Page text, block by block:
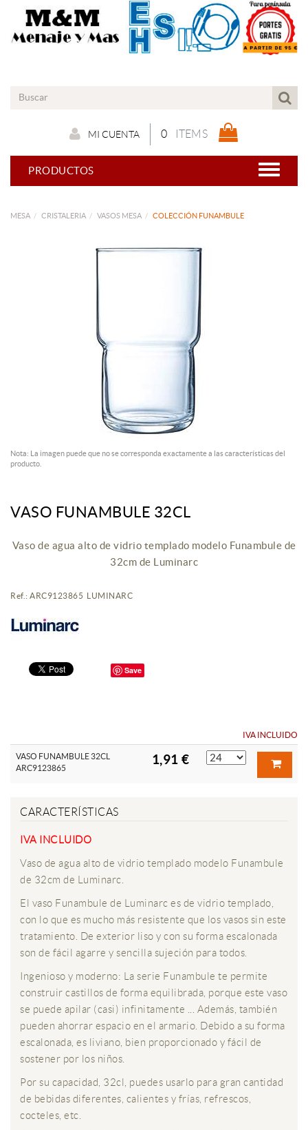
0 ITEMS
MI CUENTA
PRODUCTOS
MESA CRISTALERIA VASOS MESA COLECCIÓN FUNAMBULE
Nota: La imagen puede que no se corresponda exactamente a las características del
producto.
VASO FUNAMBULE 32CL
Vaso de agua alto de vidrio templado modelo Funambule de
32cm de Luminarc
Ref.: ARC9123865 LUMINARC
Save
IVA INCLUIDO
VASO FUNAMBULE 32CL
ARC9123865
1,91 €
CARACTERÍSTICAS
IVA INCLUIDO
Vaso de agua alto de vidrio templado modelo Funambule
de 32cm de Luminarc.
El vaso Funambule de Luminarc es de vidrio templado,
con lo que es mucho más resistente que los vasos sin este
tratamiento. De exterior liso y con su forma escalonada
son de fácil agarre y sencilla sujeción para todos.
Ingenioso y moderno: La serie Funambule te permite
construir castillos de forma equilibrada, porque este vaso
se puede apilar (casi) infinitamente ... Además, también
pueden ahorrar espacio en el armario. Debido a su forma
escalonada, es liviano, bien proporcionado y fácil de
sostener por los niños.
Por su capacidad, 32cl, puedes usarlo para gran cantidad
de bebidas diferentes, calientes y frías, refrescos,
cocteles, etc.